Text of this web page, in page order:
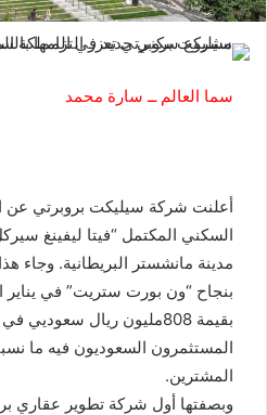
سما العالم ــ سارة محمد
أعلنت شركة سيليكت بروبرتي عن
السكني المكتمل “فيتا ليفينغ
مدينة مانشستر البريطانية. وجاء
بنجاح “ون بورت ستريت” في
بقيمة 808مليون ريال
المشترين.
وبصفتها أول شركة تطوير عقاري